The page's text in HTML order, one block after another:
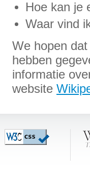
Hoe kan je
Waar vind
We hopen
hebben
informatie
website